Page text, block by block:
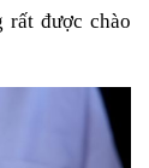
rất được chào